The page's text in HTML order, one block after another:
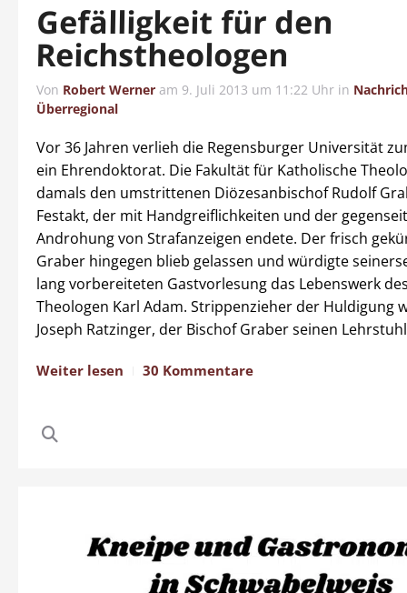
Gefälligkeit für den
Reichstheologen
Von Robert Werner am 9. Juli 2013 um 11:22 Uhr in
Überregional
Vor 36 Jahren verlieh die Regensburger Universität
ein Ehrendoktorat. Die Fakultät für Katholische
damals den umstrittenen Diözesanbischof Rudolf
Festakt, der mit Handgreiflichkeiten und der
Androhung von Strafanzeigen endete. Der frisch
Graber hingegen blieb gelassen und würdigte
lang vorbereiteten Gastvorlesung das Lebenswerk
Theologen Karl Adam. Strippenzieher der Huldigung
Joseph Ratzinger, der Bischof Graber seinen
Weiter lesen 30 Kommentare